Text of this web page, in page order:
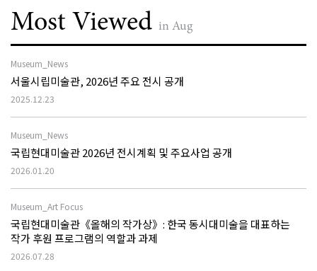
Most Viewed in Aug
Museum_News
서울시립미술관, 2026년 주요 전시 공개
2025.12.23
Museum_News
국립현대미술관 2026년 전시계획 및 주요사업 공개
2026.01.20
Museum_Art Focus
국립현대미술관《올해의 작가상》: 한국 동시대미술을 대표하는
작가 후원 프로그램의 역할과 과제
2026.07.28